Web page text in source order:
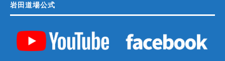
岩田道場公式